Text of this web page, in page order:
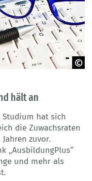
hält an
hat sich
die Zuwachsraten
zuvor.
„AusbildungPlus“
und mehr als